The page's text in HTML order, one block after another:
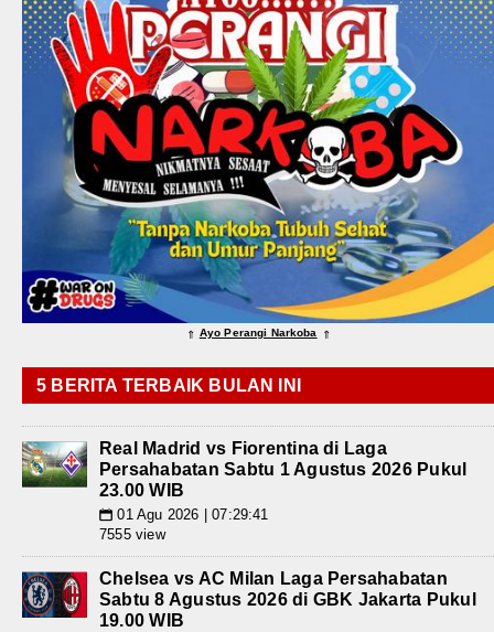
⇑ Ayo Perangi Narkoba ⇑
5 BERITA TERBAIK BULAN INI
Real Madrid vs Fiorentina di Laga
Persahabatan Sabtu 1 Agustus 2026 Pukul
23.00 WIB
📅 01 Agu 2026 | 07:29:41
7555 view
Chelsea vs AC Milan Laga Persahabatan
Sabtu 8 Agustus 2026 di GBK Jakarta Pukul
19.00 WIB